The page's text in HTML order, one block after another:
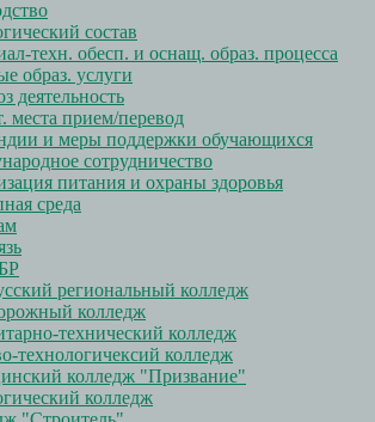
состав
техн. обесп. и оснащ. образ. процесса
образ. услуги
деятельность
места прием/перевод
и меры поддержки обучающихся
сотрудничество
питания и охраны здоровья
среда
региональный колледж
колледж
технический колледж
технологичексий колледж
колледж "Призвание"
колледж